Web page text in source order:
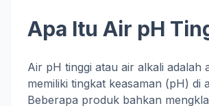
Apa Itu Air pH
Air pH tinggi atau air alkali adalah
memiliki tingkat keasaman (pH) di
Beberapa produk bahkan